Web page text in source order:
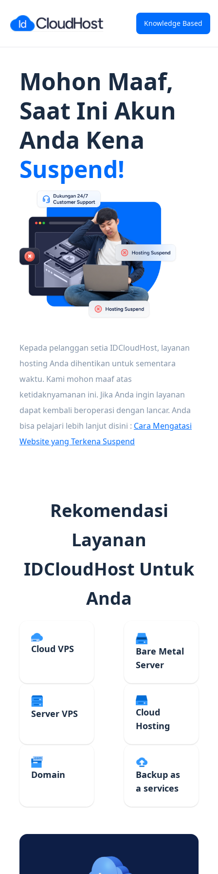
Knowledge Based
Mohon Maaf,
Saat Ini Akun
Anda Kena
Suspend!
Kepada pelanggan setia IDCloudHost, layanan
hosting Anda dihentikan untuk sementara
waktu. Kami mohon maaf atas
ketidaknyamanan ini. Jika Anda ingin layanan
dapat kembali beroperasi dengan lancar. Anda
bisa pelajari lebih lanjut disini : Cara Mengatasi
Website yang Terkena Suspend
Rekomendasi
Layanan
IDCloudHost Untuk
Anda
Cloud VPS
Bare Metal
Server
Server VPS
Cloud
Hosting
Domain
Backup as
a services